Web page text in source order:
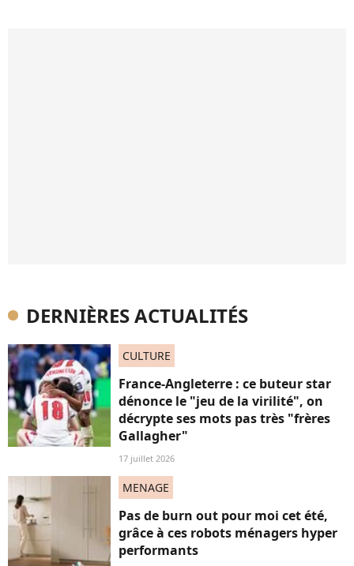
DERNIÈRES ACTUALITÉS
CULTURE
France-Angleterre : ce buteur star
dénonce le "jeu de la virilité", on
décrypte ses mots pas très "frères
Gallagher"
17 juillet 2026
MENAGE
Pas de burn out pour moi cet été,
grâce à ces robots ménagers hyper
performants